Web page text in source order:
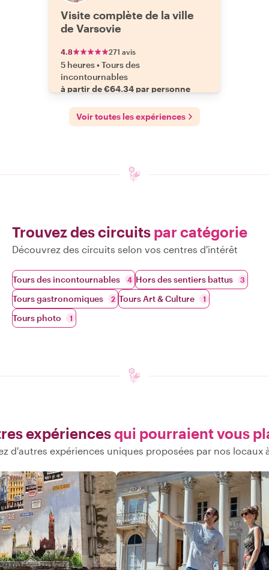
Visite complète de la ville
de Varsovie
4.8 271 avis
5 heures•Tours des
incontournables
à partir de €64.34 par personne
Voir toutes les expériences
Trouvez des circuits par catégorie
Découvrez des circuits selon vos centres d'intérêt
Tours des incontournables 4 Hors des sentiers battus 3
Tours gastronomiques 2 Tours Art & Culture 1
Tours photo 1
expériencesqui pourraient vous
d'autres expériences uniques proposées par nos locaux